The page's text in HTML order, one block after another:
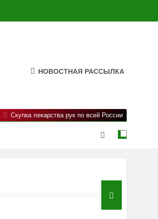
НОВОСТНАЯ РАССЫЛКА
Скупка лекарства рук по всей России